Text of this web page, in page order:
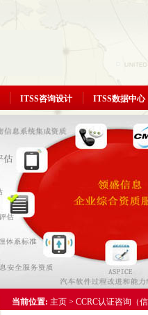
ITSS咨询设计 ITSS数据中心
当前位置: 主页 > CCRC认证咨询（